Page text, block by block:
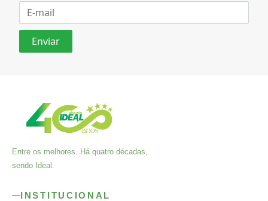
Entre os melhores. Há quatro décadas,
sendo Ideal.
INSTITUCIONAL